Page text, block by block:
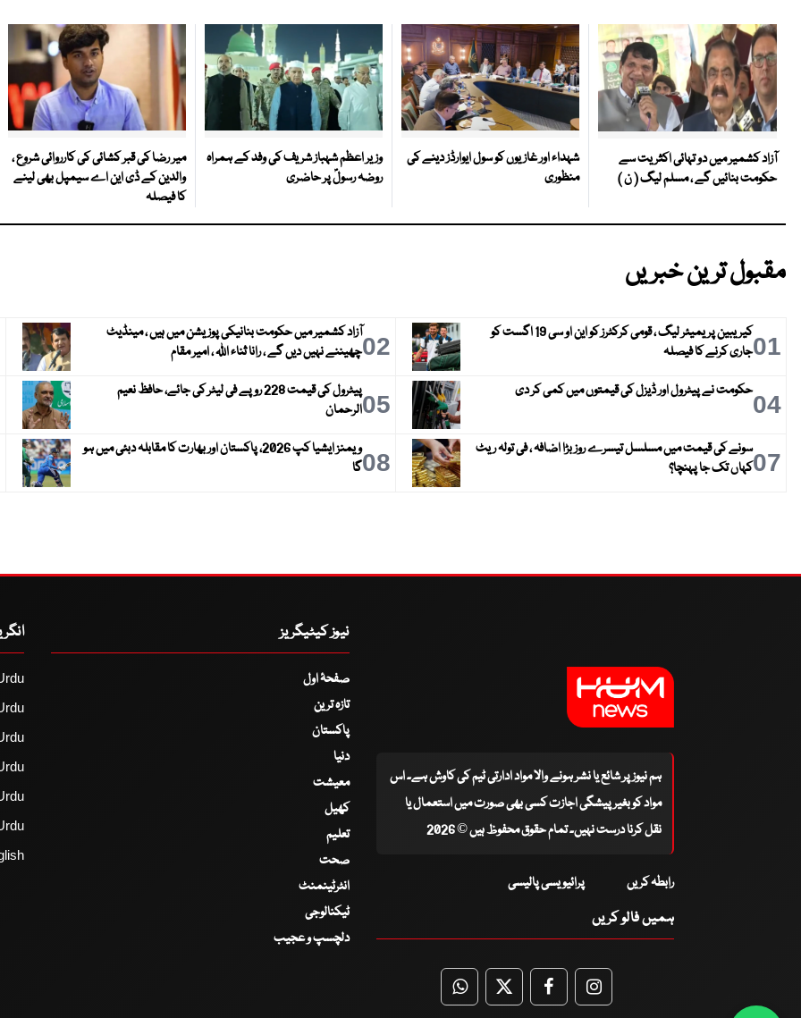
آزاد کشمیر میں دو تہائی اکثریت سے
حکومت بنائیں گے ، مسلم لیگ ( ن )
شہداء اور غازیوں کو سول ایوارڈز دینے کی
منظوری
وزیر اعظم شہباز شریف کی وفد کے ہمراہ
روضہ رسولؐ پر حاضری
میر رضا کی قبر کشائی کی کارروائی شروع ،
والدین کے ڈی این اے سیمپل بھی لینے
کا فیصلہ
مقبول ترین خبریں
01
کیریبین پریمیئر لیگ ، قومی کرکٹرز کو این او سی 19 اگست کو
جاری کرنے کا فیصلہ
02آزاد کشمیر میں حکومت بنانیکی پوزیشن میں ہیں ، مینڈیٹ
چھیننے نہیں دیں گے ، رانا ثناء اللہ ، امیر مقام
04حکومت نے پیٹرول اور ڈیزل کی قیمتوں میں کمی کر دی 05
پیٹرول کی قیمت 228 روپے فی لیٹر کی جائے، حافظ نعیم
الرحمان
07سونے کی قیمت میں مسلسل تیسرے روز بڑا اضافہ ، فی تولہ ریٹ
کہاں تک جا پہنچا؟
08
ویمنز ایشیا کپ 2026، پاکستان اور بھارت کا مقابلہ دبئی میں ہو
گا
ہم نیوز پر شائع یا نشر ہونے والا مواد ادارتی ٹیم کی کاوش ہے۔ اس
مواد کو بغیر پیشگی اجازت کسی بھی صورت میں استعمال یا
نقل کرنا درست نہیں۔ تمام حقوق محفوظ ہیں © 2026
رابطہ کریں پرائیویسی پالیسی
ہمیں فالو کریں
WhatsApp
TwitterFacebookFacebook
نیوز کیٹیگریز
صفحۂ اول
تازہ ترین
پاکستان
دنیا
معیشت
کھیل
تعلیم
صحت
انٹرٹینمنٹ
ٹیکنالوجی
دلچسپ و عجیب